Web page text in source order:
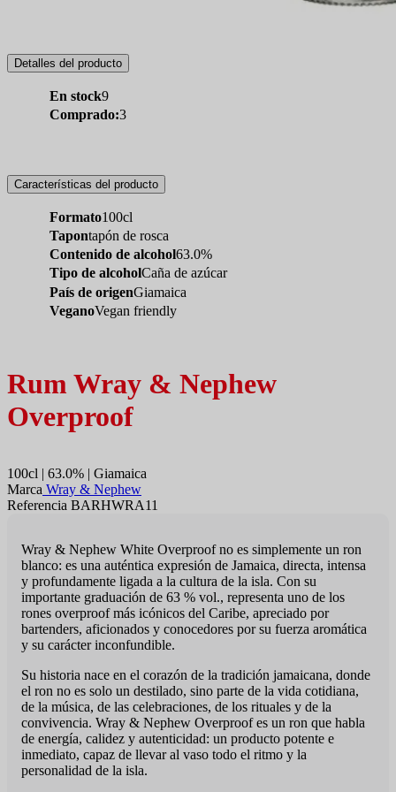
Detalles del producto
En stock9
Comprado:3
Características del producto
Formato100cl
Tapontapón de rosca
Contenido de alcohol63.0%
Tipo de alcoholCaña de azúcar
País de origenGiamaica
VeganoVegan friendly
Rum Wray & Nephew
Overproof
100cl | 63.0% | Giamaica
Marca Wray & Nephew
Referencia BARHWRA11
Wray & Nephew White Overproof no es simplemente un ron
blanco: es una auténtica expresión de Jamaica, directa, intensa
y profundamente ligada a la cultura de la isla. Con su
importante graduación de 63 % vol., representa uno de los
rones overproof más icónicos del Caribe, apreciado por
bartenders, aficionados y conocedores por su fuerza aromática
y su carácter inconfundible.
Su historia nace en el corazón de la tradición jamaicana, donde
el ron no es solo un destilado, sino parte de la vida cotidiana,
de la música, de las celebraciones, de los rituales y de la
convivencia. Wray & Nephew Overproof es un ron que habla
de energía, calidez y autenticidad: un producto potente e
inmediato, capaz de llevar al vaso todo el ritmo y la
personalidad de la isla.